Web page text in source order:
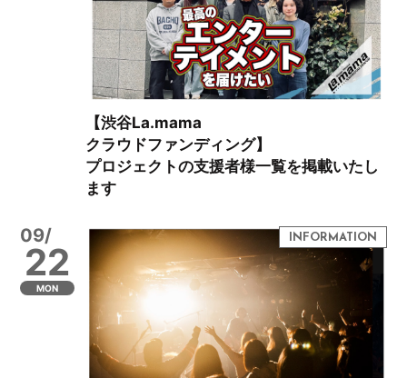
【渋谷La.mama
クラウドファンディング】
プロジェクトの支援者様一覧を掲載いたし
ます
09/
22
MON